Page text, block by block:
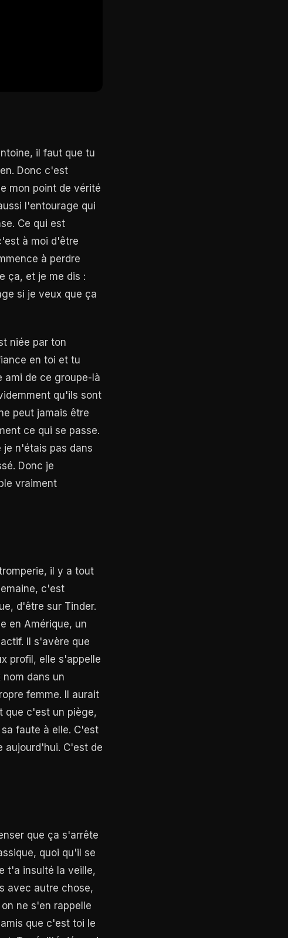
il faut que tu
Donc c'est
mon point de vérité
l'entourage qui
Ce qui est
à moi d'être
à perdre
ça, et je me dis :
si je veux que ça
niée par ton
en toi et tu
ami de ce groupe-là
qu'ils sont
peut jamais être
ce qui se passe.
je n'étais pas dans
Donc je
vraiment
il y a tout
c'est
d'être sur Tinder.
en Amérique, un
Il s'avère que
profil, elle s'appelle
dans un
femme. Il aurait
que c'est un piège,
faute à elle. C'est
aujourd'hui. C'est de
que ça s'arrête
quoi qu'il se
t'a insulté la veille,
avec autre chose,
ne s'en rappelle
que c'est toi le